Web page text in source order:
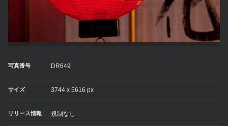
写真番号 DR649
サイズ 3744 x 5616 px
リリース情報 規制なし